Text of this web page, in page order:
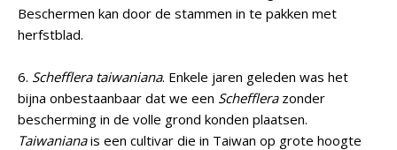
Beschermen kan door de stammen in te pakken met
herfstblad.
6. Schefflera taiwaniana. Enkele jaren geleden was het
bijna onbestaanbaar dat we een Schefflerazonder
bescherming in de volle grond konden plaatsen.
Taiwanianais een cultivar die in Taiwan op grote hoogte